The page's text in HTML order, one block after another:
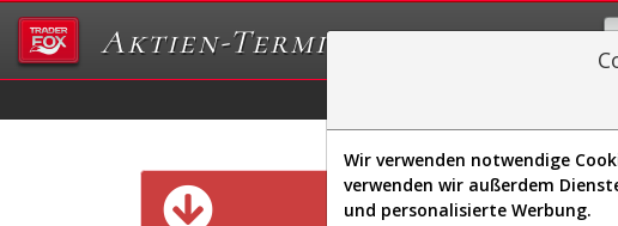
Aktien-Terminal
Diese
Wir verwenden notwendige
verwenden wir außerdem
und personalisierte Werbung.